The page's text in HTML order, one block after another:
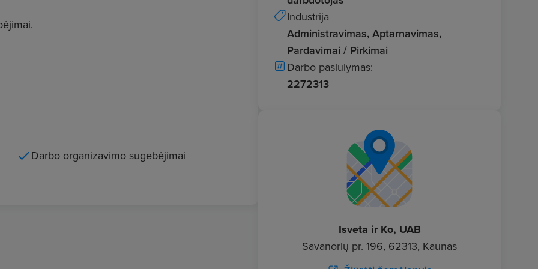
Darbo organizavimo sugebėjimai
Industrija
Administravimas, Aptarnavimas,
Pardavimai / Pirkimai
Darbo pasiūlymas:
2272313
Isveta ir Ko, UAB
Savanorių pr. 196, 62313, Kaunas